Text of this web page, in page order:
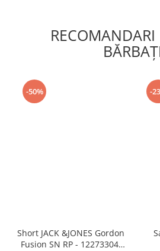
RECOMANDARI
-50%
Short JACK &JONES Gordon
Fusion SN RP - 12273304-
-